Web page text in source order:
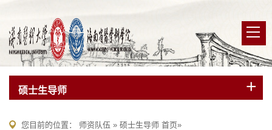
硕士生导师
您目前的位置： 师资队伍 » 硕士生导师 首页»